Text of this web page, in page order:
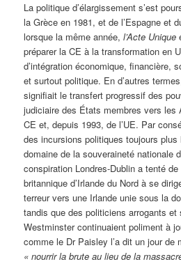
La politique d’élargissement s’est
la Grèce en 1981, et de l’Espagne et
lorsque la même année,l’Acte Unique
préparer la CE à la transformation en
d’intégration économique, financière,
et surtout politique. En d’autres
signifiait le transfert progressif des
judiciaire des États membres vers les
CE et, depuis 1993, de l’UE. Par
des incursions politiques toujours
domaine de la souveraineté nationale
conspiration Londres-Dublin a tenté
britannique d’Irlande du Nord à se
terreur vers une Irlande unie sous la
tandis que des politiciens arrogants
Westminster continuaient poliment à
comme le Dr Paisley l’a dit un jour de
« nourrir la brute au lieu de la